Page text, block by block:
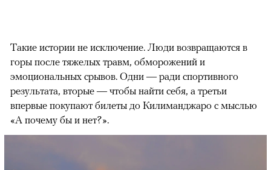
Такие истории не исключение. Люди возвращаются в
горы после тяжелых травм, обморожений и
эмоциональных срывов. Одни — ради спортивного
результата, вторые — чтобы найти себя, а третьи
впервые покупают билеты до Килиманджаро с мыслью
«А почему бы и нет?».